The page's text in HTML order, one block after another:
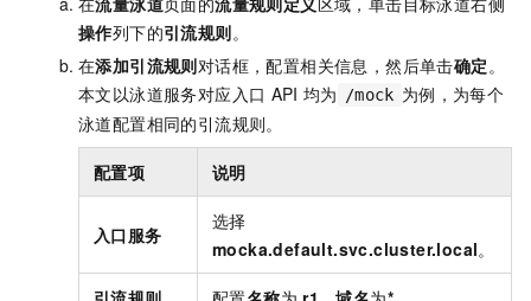
操作列下的引流规则。
在添加引流规则对话框，配置相关信息，然后单击确定。
本文以泳道服务对应入口 API 均为 /mock 为例，为每个
泳道配置相同的引流规则。
配置项 说明
入口服务
选择
mocka.default.svc.cluster.local。